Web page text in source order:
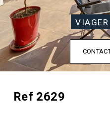
Ref 2629